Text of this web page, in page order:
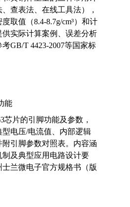
查表法、在线工具法），
取值（8.4-8.7g/cm³）和计
实际计算案例、误差分析
GB/T 4423-2007等国家标
能
芯片的引脚功能及参数，
电压/电流值、内部逻辑
引脚参数对照表。内容涵
及典型应用电路设计要
兰微电子官方规格书（版